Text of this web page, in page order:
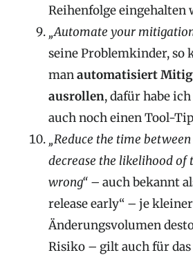
Reihenfolge eingehalten
„Automate your
seine Problemkinder, so
manautomatisiert
ausrollen, dafür habe
auch noch einen Tool-
„Reduce the time
decrease the likelihood of
wrong“ – auch bekannt
release early“ – je
Änderungsvolumen
Risiko – gilt auch für